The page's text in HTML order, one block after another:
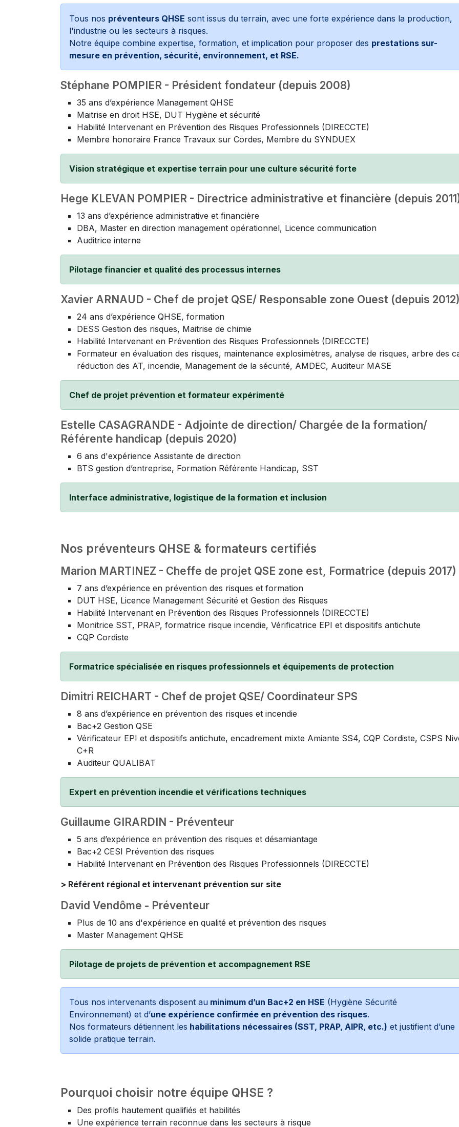
Tous nos préventeurs QHSE sont issus du terrain, avec une forte expérience dans la production,
l'industrie ou les secteurs à risques.
Notre équipe combine expertise, formation, et implication pour proposer des prestations sur-
mesure en prévention, sécurité, environnement, et RSE.
Stéphane POMPIER - Président fondateur (depuis 2008)
35 ans d’expérience Management QHSE
Maitrise en droit HSE, DUT Hygiène et sécurité
Habilité Intervenant en Prévention des Risques Professionnels (DIRECCTE)
Membre honoraire France Travaux sur Cordes, Membre du SYNDUEX
Vision stratégique et expertise terrain pour une culture sécurité forte
Hege KLEVAN POMPIER - Directrice administrative et financière (depuis
13 ans d’expérience administrative et financière
DBA, Master en direction management opérationnel, Licence communication
Auditrice interne
Pilotage financier et qualité des processus internes
Xavier ARNAUD - Chef de projet QSE/ Responsable zone Ouest (depuis
24 ans d’expérience QHSE, formation
DESS Gestion des risques, Maitrise de chimie
Habilité Intervenant en Prévention des Risques Professionnels (DIRECCTE)
Formateur en évaluation des risques, maintenance explosimètres, analyse de risques, arbre des
réduction des AT, incendie, Management de la sécurité, AMDEC, Auditeur MASE
Chef de projet prévention et formateur expérimenté
Estelle CASAGRANDE - Adjointe de direction/ Chargée de la formation/
Référente handicap (depuis 2020)
6 ans d'expérience Assistante de direction
BTS gestion d’entreprise, Formation Référente Handicap, SST
Interface administrative, logistique de la formation et inclusion
Nos préventeurs QHSE & formateurs certifiés
Marion MARTINEZ - Cheffe de projet QSE zone est, Formatrice (depuis 2017)
7 ans d’expérience en prévention des risques et formation
DUT HSE, Licence Management Sécurité et Gestion des Risques
Habilité Intervenant en Prévention des Risques Professionnels (DIRECCTE)
Monitrice SST, PRAP, formatrice risque incendie, Vérificatrice EPI et dispositifs antichute
CQP Cordiste
Formatrice spécialisée en risques professionnels et équipements de protection
Dimitri REICHART - Chef de projet QSE/ Coordinateur SPS
8 ans d’expérience en prévention des risques et incendie
Bac+2 Gestion QSE
Vérificateur EPI et dispositifs antichute, encadrement mixte Amiante SS4, CQP Cordiste, CSPS
C+R
Auditeur QUALIBAT
Expert en prévention incendie et vérifications techniques
Guillaume GIRARDIN - Préventeur
5 ans d’expérience en prévention des risques et désamiantage
Bac+2 CESI Prévention des risques
Habilité Intervenant en Prévention des Risques Professionnels (DIRECCTE)
> Référent régional et intervenant prévention sur site
David Vendôme - Préventeur
Plus de 10 ans d'expérience en qualité et prévention des risques
Master Management QHSE
Pilotage de projets de prévention et accompagnement RSE
Tous nos intervenants disposent au minimum d’un Bac+2 en HSE (Hygiène Sécurité
Environnement) et d’une expérience confirmée en prévention des risques.
Nos formateurs détiennent les habilitations nécessaires (SST, PRAP, AIPR, etc.) et justifient d’une
solide pratique terrain.
Pourquoi choisir notre équipe QHSE ?
Des profils hautement qualifiés et habilités
Une expérience terrain reconnue dans les secteurs à risque